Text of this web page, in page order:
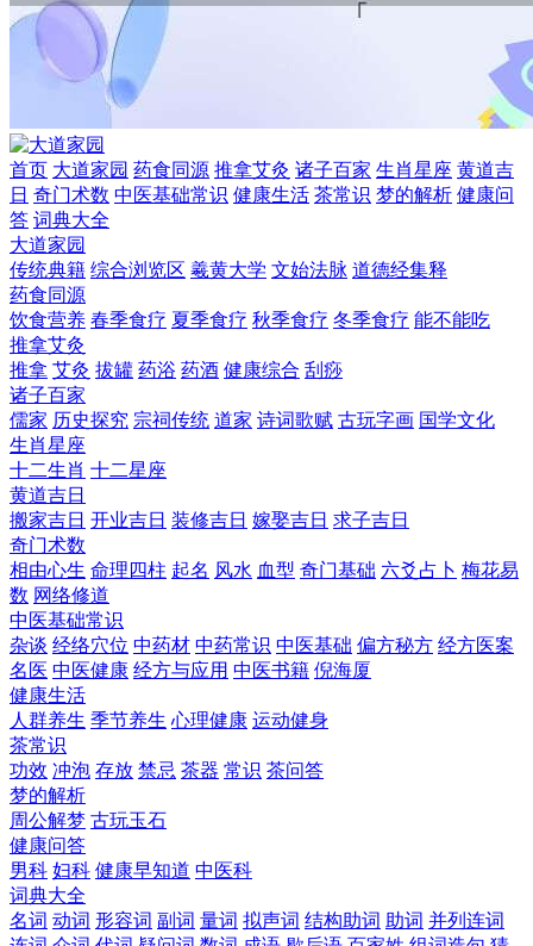
首页 大道家园 药食同源 推拿艾灸 诸子百家 生肖星座 黄道吉
日 奇门术数 中医基础常识 健康生活 茶常识 梦的解析 健康问
答 词典大全
大道家园
传统典籍 综合浏览区 羲黄大学 文始法脉 道德经集释
药食同源
饮食营养 春季食疗 夏季食疗 秋季食疗 冬季食疗 能不能吃
推拿艾灸
推拿 艾灸 拔罐 药浴 药酒 健康综合 刮痧
诸子百家
儒家 历史探究 宗祠传统 道家 诗词歌赋 古玩字画 国学文化
生肖星座
十二生肖 十二星座
黄道吉日
搬家吉日 开业吉日 装修吉日 嫁娶吉日 求子吉日
奇门术数
相由心生 命理四柱 起名 风水 血型 奇门基础 六爻占卜 梅花易
数 网络修道
中医基础常识
杂谈 经络穴位 中药材 中药常识 中医基础 偏方秘方 经方医案
名医 中医健康 经方与应用 中医书籍 倪海厦
健康生活
人群养生 季节养生 心理健康 运动健身
茶常识
功效 冲泡 存放 禁忌 茶器 常识 茶问答
梦的解析
周公解梦 古玩玉石
健康问答
男科 妇科 健康早知道 中医科
词典大全
名词 动词 形容词 副词 量词 拟声词 结构助词 助词 并列连词